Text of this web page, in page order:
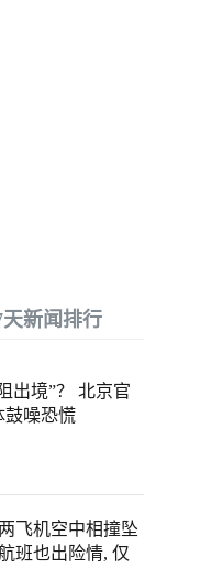
天新闻排行
出境”？ 北京官
鼓噪恐慌
飞机空中相撞坠
班也出险情, 仅